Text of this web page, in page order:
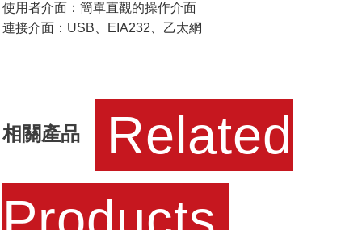
使用者介面：簡單直觀的操作介面
連接介面：USB、EIA232、乙太網
相關產品
Related